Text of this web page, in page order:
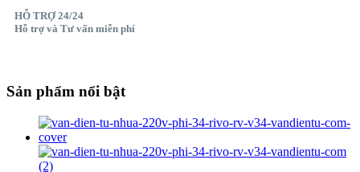
HỖ TRỢ 24/24
Hỗ trợ và Tư vấn miễn phí
Sản phẩm nổi bật